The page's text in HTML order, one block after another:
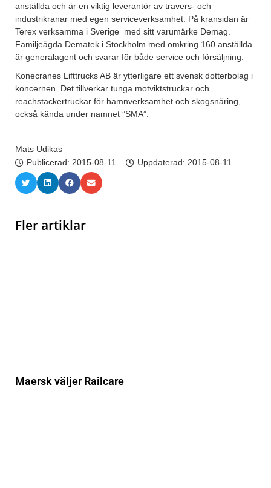
anställda och är en viktig leverantör av travers- och
industrikranar med egen serviceverksamhet. På kransidan är
Terex verksamma i Sverige med sitt varumärke Demag.
Familjeägda Dematek i Stockholm med omkring 160 anställda
är generalagent och svarar för både service och försäljning.
Konecranes Lifttrucks AB är ytterligare ett svensk dotterbolag i
koncernen. Det tillverkar tunga motviktstruckar och
reachstackertruckar för hamnverksamhet och skogsnäring,
också kända under namnet ”SMA”.
Mats Udikas
Publicerad: 2015-08-11 Uppdaterad: 2015-08-11
Fler artiklar
Maersk väljer Railcare